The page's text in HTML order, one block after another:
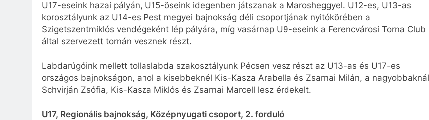
U17-eseink hazai pályán, U15-öseink idegenben játszanak a Marosheggyel. U12-es, U13-as
korosztályunk az U14-es Pest megyei bajnokság déli csoportjának nyitókörében a
Szigetszentmiklós vendégeként lép pályára, míg vasárnap U9-eseink a Ferencvárosi Torna Club
által szervezett tornán vesznek részt.
Labdarúgóink mellett tollaslabda szakosztályunk Pécsen vesz részt az U13-as és U17-es
országos bajnokságon, ahol a kisebbeknél Kis-Kasza Arabella és Zsarnai Milán, a nagyobbaknál
Schvirján Zsófia, Kis-Kasza Miklós és Zsarnai Marcell lesz érdekelt.
U17, Regionális bajnokság, Középnyugati csoport, 2. forduló